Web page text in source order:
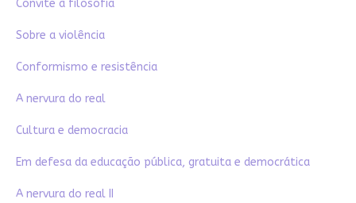
Convite à filosofia
Sobre a violência
Conformismo e resistência
A nervura do real
Cultura e democracia
Em defesa da educação pública, gratuita e democrática
A nervura do real II